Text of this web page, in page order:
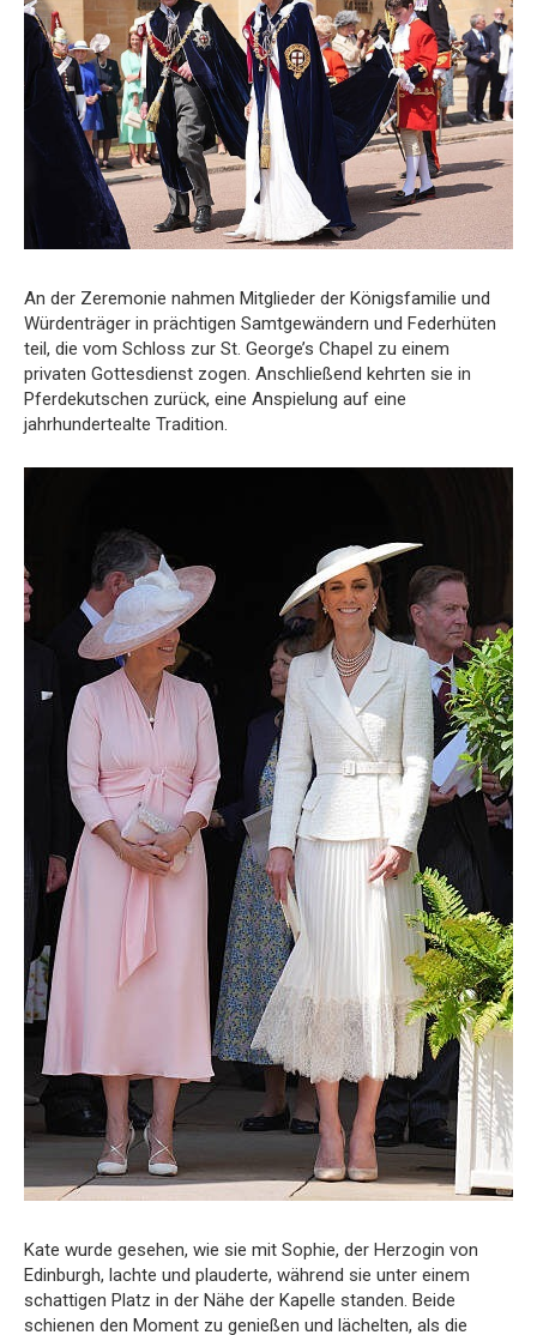
An der Zeremonie nahmen Mitglieder der Königsfamilie und
Würdenträger in prächtigen Samtgewändern und Federhüten
teil, die vom Schloss zur St. George’s Chapel zu einem
privaten Gottesdienst zogen. Anschließend kehrten sie in
Pferdekutschen zurück, eine Anspielung auf eine
jahrhundertealte Tradition.
Kate wurde gesehen, wie sie mit Sophie, der Herzogin von
Edinburgh, lachte und plauderte, während sie unter einem
schattigen Platz in der Nähe der Kapelle standen. Beide
schienen den Moment zu genießen und lächelten, als die